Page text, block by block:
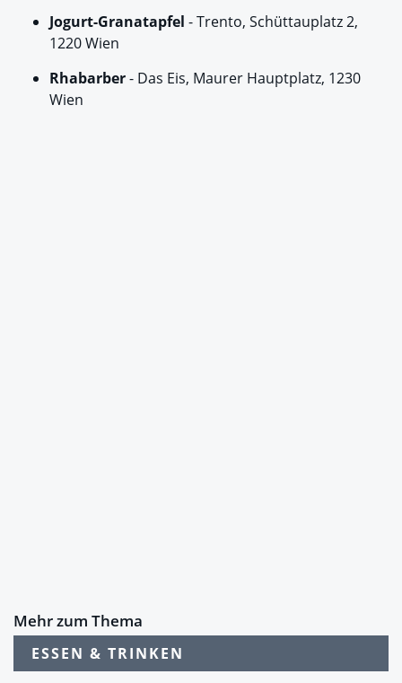
Jogurt-Granatapfel - Trento, Schüttauplatz 2,
1220 Wien
Rhabarber- Das Eis, Maurer Hauptplatz, 1230
Wien
Mehr zum Thema
ESSEN & TRINKEN